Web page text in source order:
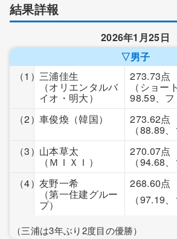
結果詳報
2026年1月25日
▽男子
（1）三浦佳生
（オリエンタルバ
イオ・明大）
273.73点
（ショー
98.59、フ
（2）車俊煥（韓国） 273.62点
（88.89
（3） 山本草太
（ＭＩＸＩ）
270.07点
（94.68
（4）友野一希
（第一住建グルー
プ）
268.60点
（97.19
（三浦は3年ぶり2度目の優勝）